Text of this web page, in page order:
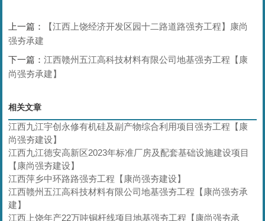
上一篇：
【江西上饶经济开发区园十二路道路强夯工程】康尚
强夯承建
下一篇：江西赣州五江高科技材料有限公司地基强夯工程【康
尚强夯承建】
相关文章
江西九江宇创永修有机硅及副产物综合利用项目强夯工程【康
尚强夯建设】
江西九江德安高新区2023年标准厂房及配套基础设施建设项目
【康尚强夯建设】
江西萍乡中环路路强夯工程【康尚强夯建设】
江西赣州五江高科技材料有限公司地基强夯工程【康尚强夯承
建】
江西上饶年产22万吨铜杆线项目地基强夯工程【康尚强夯承